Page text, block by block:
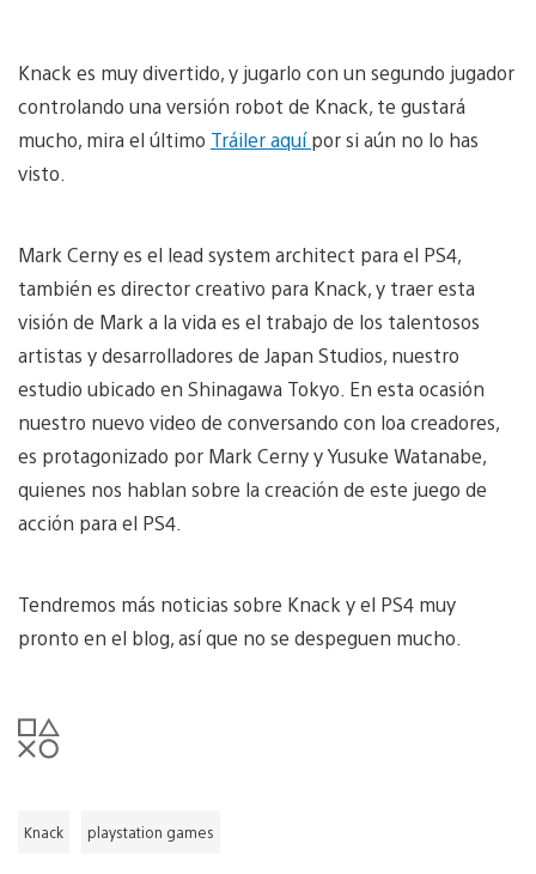
Knack es muy divertido, y jugarlo con un segundo jugador
controlando una versión robot de Knack, te gustará
mucho, mira el último Tráiler aquípor si aún no lo has
visto.
Mark Cerny es el lead system architect para el PS4,
también es director creativo para Knack, y traer esta
visión de Mark a la vida es el trabajo de los talentosos
artistas y desarrolladores de Japan Studios, nuestro
estudio ubicado en Shinagawa Tokyo. En esta ocasión
nuestro nuevo video de conversando con loa creadores,
es protagonizado por Mark Cerny y Yusuke Watanabe,
quienes nos hablan sobre la creación de este juego de
acción para el PS4.
Tendremos más noticias sobre Knack y el PS4 muy
pronto en el blog, así que no se despeguen mucho.
Knack playstation games